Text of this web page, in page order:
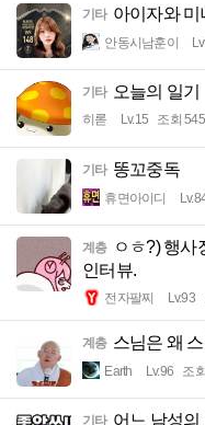
기타 아이자와 미
안동시남훈이
기타 오늘의 일기
히롣 Lv.15 조회 545
기타 똥꼬중독
휴면아이디
계층
ㅇㅎ?) 행사
인터뷰.
전자팔찌 Lv.93
계층 스님은 왜
Earth Lv.96 조
기타 어느 남성의